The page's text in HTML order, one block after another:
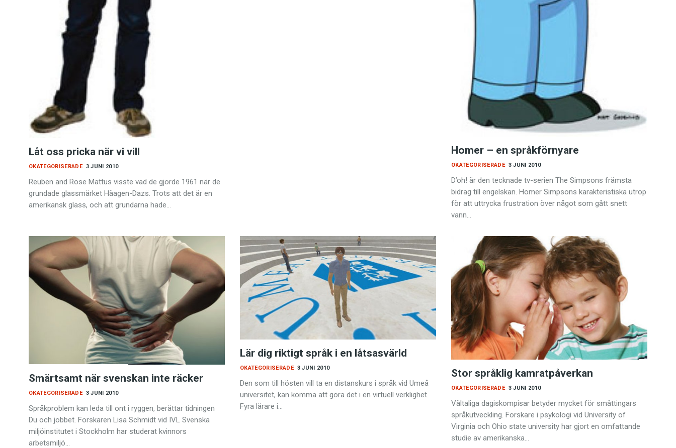
Låt oss pricka när vi vill
3 JUNI 2010
OKATEGORISERADE
Reuben and Rose Mattus visste vad de gjorde 1961 när de
grundade glassmärket Häagen-Dazs. Trots att det är en
amerikansk glass, och att grundarna hade…
Homer – en språkförnyare
3 JUNI 2010
OKATEGORISERADE
D’oh! är den tecknade tv-serien The Simpsons främsta
bidrag till engelskan. Homer Simpsons karakteristiska utrop
för att uttrycka frustration över något som gått snett
vann…
Smärtsamt när svenskan inte räcker
3 JUNI 2010
OKATEGORISERADE
Språkproblem kan leda till ont i ryggen, berättar tidningen
Du och jobbet. Forskaren Lisa Schmidt vid IVL Svenska
miljöinstitutet i Stockholm har studerat kvinnors
arbetsmiljö…
Lär dig riktigt språk i en låtsasvärld
3 JUNI 2010
OKATEGORISERADE
Den som till hösten vill ta en distanskurs i språk vid Umeå
universitet, kan komma att göra det i en virtuell verklighet.
Fyra lärare i…
Stor språklig kamratpåverkan
3 JUNI 2010
OKATEGORISERADE
Vältaliga dagiskompisar betyder mycket för småttingars
språkutveckling. Forskare i psykologi vid University of
Virginia och Ohio state university har gjort en omfattande
studie av amerikanska…